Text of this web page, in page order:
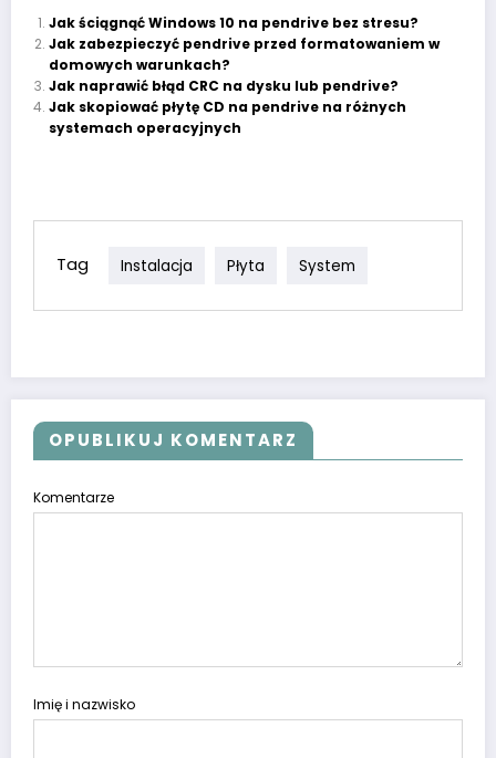
Jak ściągnąć Windows 10 na pendrive bez stresu?
Jak zabezpieczyć pendrive przed formatowaniem w
domowych warunkach?
Jak naprawić błąd CRC na dysku lub pendrive?
Jak skopiować płytę CD na pendrive na różnych
systemach operacyjnych
Tag Instalacja Płyta System
OPUBLIKUJ KOMENTARZ
Komentarze
Imię i nazwisko